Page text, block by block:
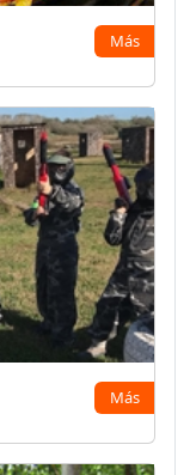
Más
Más